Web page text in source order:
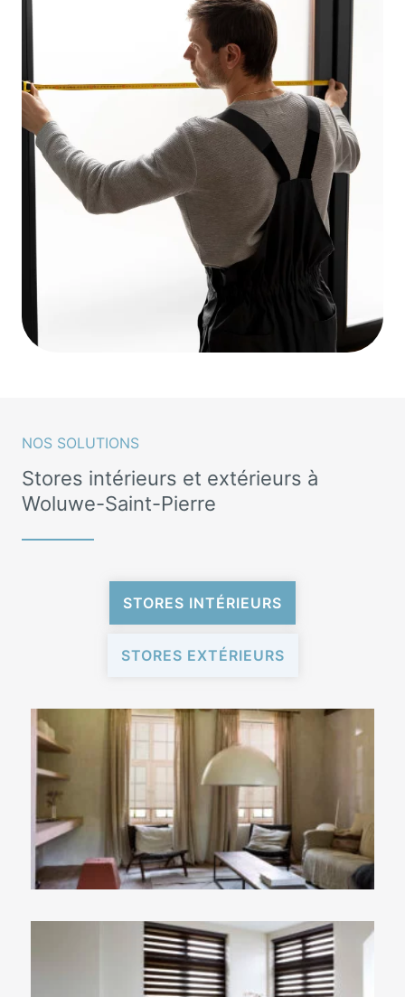
NOS SOLUTIONS
Stores intérieurs et extérieurs à
Woluwe-Saint-Pierre
STORES INTÉRIEURS
STORES EXTÉRIEURS